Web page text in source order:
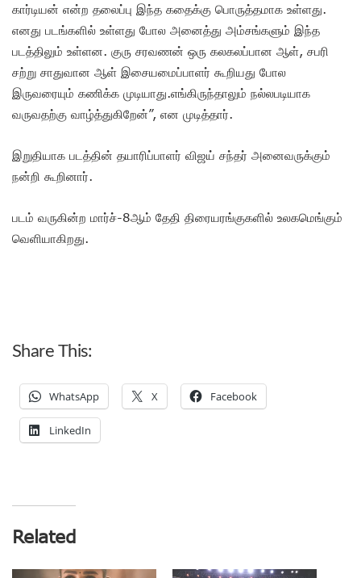
கார்டியன் என்ற தலைப்பு இந்த கதைக்கு பொருத்தமாக உள்ளது.
எனது படங்களில் உள்ளது போல அனைத்து அம்சங்களும் இந்த
படத்திலும் உள்ளன. குரு சரவணன் ஒரு கலகலப்பான ஆள், சபரி
சற்று சாதுவான ஆள் இசையமைப்பாளர் கூறியது போல
இருவரையும் கணிக்க முடியாது.எங்கிருந்தாலும் நல்லபடியாக
வருவதற்கு வாழ்த்துகிறேன்”, என முடித்தார்.
இறுதியாக படத்தின் தயாரிப்பாளர் விஜய் சந்தர் அனைவருக்கும்
நன்றி கூறினார்.
படம் வருகின்ற மார்ச்-8ஆம் தேதி திரையரங்குகளில் உலகமெங்கும்
வெளியாகிறது.
Share This:
WhatsApp X Facebook
LinkedIn
Related